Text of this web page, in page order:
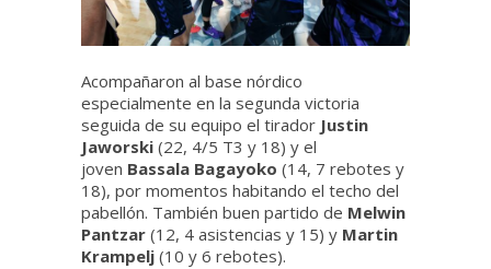
Acompañaron al base nórdico
especialmente en la segunda victoria
seguida de su equipo el tirador Justin
Jaworski (22, 4/5 T3 y 18) y el
joven Bassala Bagayoko (14, 7 rebotes y
18), por momentos habitando el techo del
pabellón. También buen partido de Melwin
Pantzar (12, 4 asistencias y 15) y Martin
Krampelj (10 y 6 rebotes).